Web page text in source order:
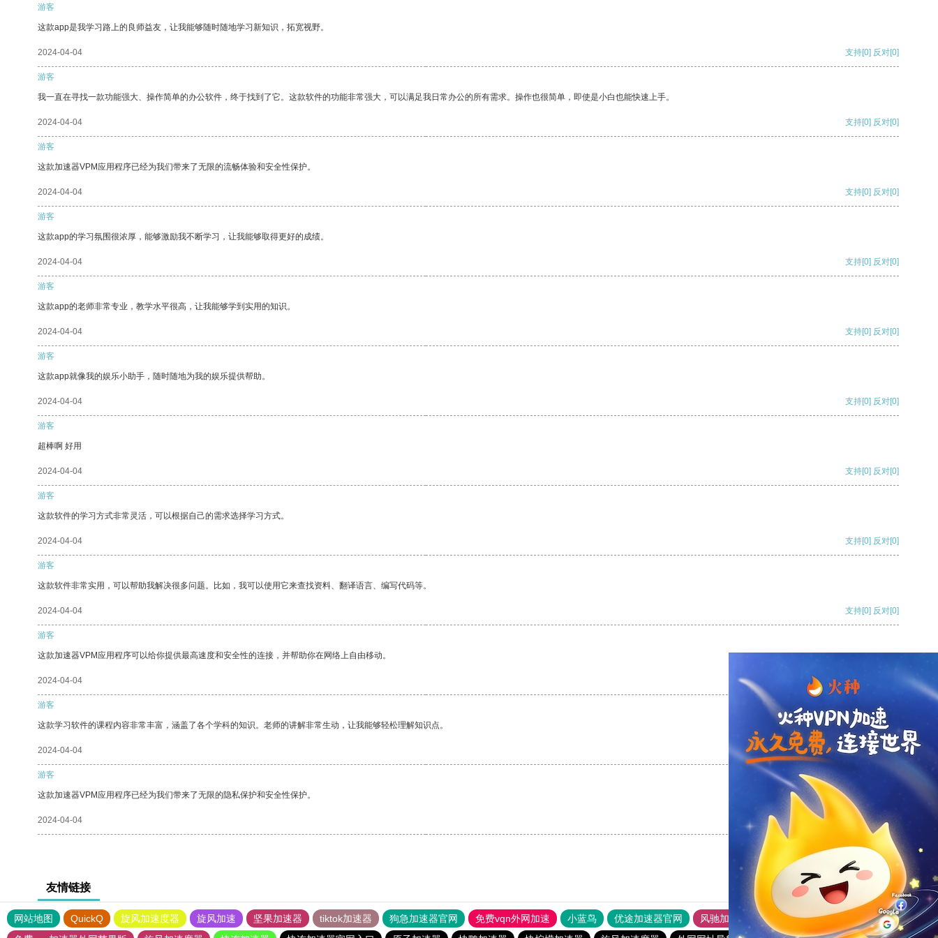
游客
这款app是我学习路上的良师益友，让我能够随时随地学习新知识，拓宽视野。
2024-04-04 支持[0] 反对[0]
游客
我一直在寻找一款功能强大、操作简单的办公软件，终于找到了它。这款软件的功能非常强大，可以满足我日常办公的所有需求。操作也很简单，即使是小白也能快速上手。
2024-04-04 支持[0] 反对[0]
游客
这款加速器VPM应用程序已经为我们带来了无限的流畅体验和安全性保护。
2024-04-04 支持[0] 反对[0]
游客
这款app的学习氛围很浓厚，能够激励我不断学习，让我能够取得更好的成绩。
2024-04-04 支持[0] 反对[0]
游客
这款app的老师非常专业，教学水平很高，让我能够学到实用的知识。
2024-04-04 支持[0] 反对[0]
游客
这款app就像我的娱乐小助手，随时随地为我的娱乐提供帮助。
2024-04-04 支持[0] 反对[0]
游客
超棒啊 好用
2024-04-04 支持[0] 反对[0]
游客
这款软件的学习方式非常灵活，可以根据自己的需求选择学习方式。
2024-04-04 支持[0] 反对[0]
游客
这款软件非常实用，可以帮助我解决很多问题。比如，我可以使用它来查找资料、翻译语言、编写代码等。
2024-04-04 支持[0] 反对[0]
游客
这款加速器VPM应用程序可以给你提供最高速度和安全性的连接，并帮助你在网络上自由移动。
2024-04-04 支持
游客
这款学习软件的课程内容非常丰富，涵盖了各个学科的知识。老师的讲解非常生动，让我能够轻松理解知识点。
2024-04-04 支持[0] 反对[0]
游客
这款加速器VPM应用程序已经为我们带来了无限的隐私保护和安全性保护。
2024-04-04 支持[0] 反对[0]
友情链接
网站地图 QuickQ 旋风加速度器 旋风加速 坚果加速器 tiktok加速器 狗急加速器官网 免费vqn外网加速 小蓝鸟 优途加速器官网 风驰加速器
旋风加速器